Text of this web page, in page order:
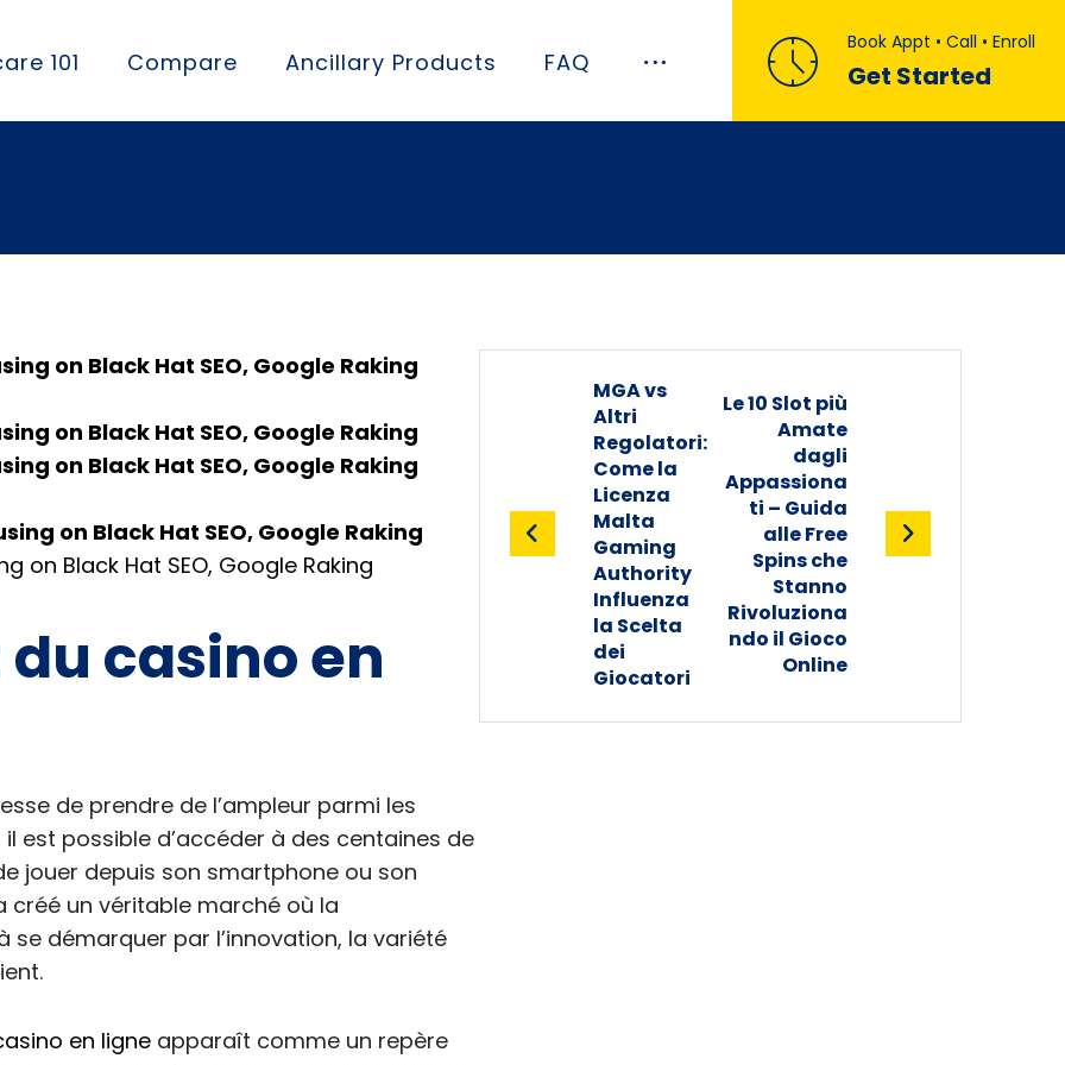
Book Appt • Call • Enroll
Get Started
101 Compare Ancillary Products FAQ
on Black Hat SEO, Google Raking
on Black Hat SEO, Google Raking
on Black Hat SEO, Google Raking
on Black Hat SEO, Google Raking
on Black Hat SEO, Google Raking
casino en
de prendre de l’ampleur parmi les
est possible d’accéder à des centaines de
jouer depuis son smartphone ou son
un véritable marché où la
démarquer par l’innovation, la variété
en ligne apparaît comme un repère
MGA vs
Altri
Regolatori:
Come la
Licenza
Malta
Gaming
Authority
Influenza
la Scelta
dei
Giocatori
Le 10 Slot più
Amate
dagli
Appassiona
ti – Guida
alle Free
Spins che
Stanno
Rivoluziona
ndo il Gioco
Online